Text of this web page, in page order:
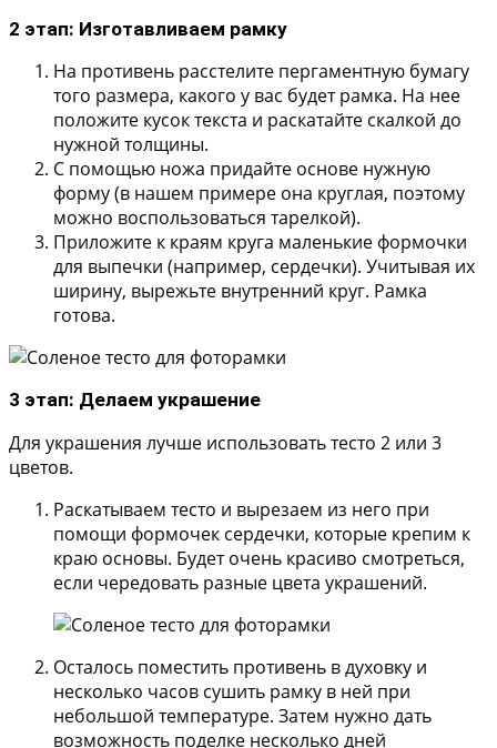
2 этап: Изготавливаем рамку
На противень расстелите пергаментную бумагу
того размера, какого у вас будет рамка. На нее
положите кусок текста и раскатайте скалкой до
нужной толщины.
С помощью ножа придайте основе нужную
форму (в нашем примере она круглая, поэтому
можно воспользоваться тарелкой).
Приложите к краям круга маленькие формочки
для выпечки (например, сердечки). Учитывая их
ширину, вырежьте внутренний круг. Рамка
готова.
3 этап: Делаем украшение
Для украшения лучше использовать тесто 2 или 3
цветов.
Раскатываем тесто и вырезаем из него при
помощи формочек сердечки, которые крепим к
краю основы. Будет очень красиво смотреться,
если чередовать разные цвета украшений.
Осталось поместить противень в духовку и
несколько часов сушить рамку в ней при
небольшой температуре. Затем нужно дать
возможность поделке несколько дней